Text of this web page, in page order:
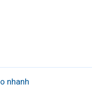
nhanh